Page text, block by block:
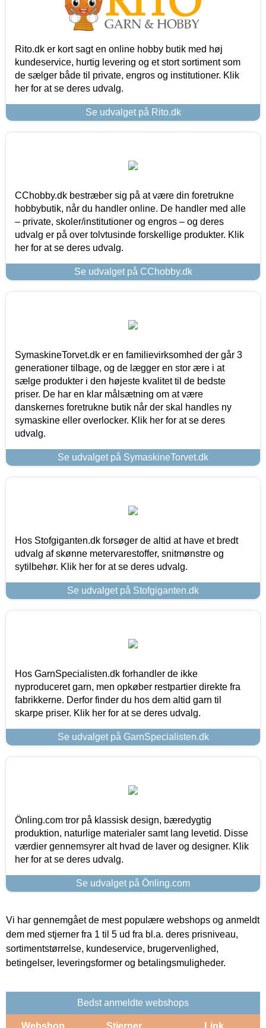
Rito.dk er kort sagt en online hobby butik med høj
kundeservice, hurtig levering og et stort sortiment som
de sælger både til private, engros og institutioner. Klik
her for at se deres udvalg.
Se udvalget på Rito.dk
CChobby.dk bestræber sig på at være din foretrukne
hobbybutik, når du handler online. De handler med alle
– private, skoler/institutioner og engros – og deres
udvalg er på over tolvtusinde forskellige produkter. Klik
her for at se deres udvalg.
Se udvalget på CChobby.dk
SymaskineTorvet.dk er en familievirksomhed der går 3
generationer tilbage, og de lægger en stor ære i at
sælge produkter i den højeste kvalitet til de bedste
priser. De har en klar målsætning om at være
danskernes foretrukne butik når der skal handles ny
symaskine eller overlocker. Klik her for at se deres
udvalg.
Se udvalget på SymaskineTorvet.dk
Hos Stofgiganten.dk forsøger de altid at have et bredt
udvalg af skønne metervarestoffer, snitmønstre og
sytilbehør. Klik her for at se deres udvalg.
Se udvalget på Stofgiganten.dk
Hos GarnSpecialisten.dk forhandler de ikke
nyproduceret garn, men opkøber restpartier direkte fra
fabrikkerne. Derfor finder du hos dem altid garn til
skarpe priser. Klik her for at se deres udvalg.
Se udvalget på GarnSpecialisten.dk
Önling.com tror på klassisk design, bæredygtig
produktion, naturlige materialer samt lang levetid. Disse
værdier gennemsyrer alt hvad de laver og designer. Klik
her for at se deres udvalg.
Se udvalget på Önling.com
Vi har gennemgået de mest populære webshops og anmeldt
dem med stjerner fra 1 til 5 ud fra bl.a. deres prisniveau,
sortimentstørrelse, kundeservice, brugervenlighed,
betingelser, leveringsformer og betalingsmuligheder.
Bedst anmeldte webshops
Webshop Stjerner Link